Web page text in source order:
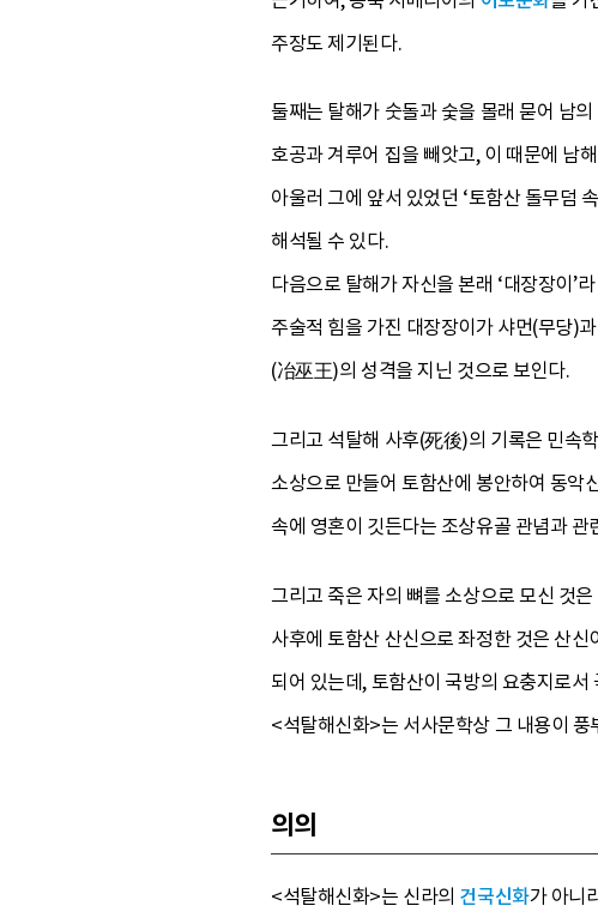
주장도 제기된다.
둘째는 탈해가 숫돌과 숯을 몰래 묻어 남
호공과 겨루어 집을 빼앗고, 이 때문에 남
아울러 그에 앞서 있었던 ‘토함산 돌무덤
해석될 수 있다.
다음으로 탈해가 자신을 본래 ‘대장장이’
주술적 힘을 가진 대장장이가 샤먼(무당)
(冶巫王)의 성격을 지닌 것으로 보인다.
그리고 석탈해 사후(死後)의 기록은 민속
소상으로 만들어 토함산에 봉안하여 동악
속에 영혼이 깃든다는 조상유골 관념과 관
그리고 죽은 자의 뼈를 소상으로 모신 것
사후에 토함산 산신으로 좌정한 것은 산
되어 있는데, 토함산이 국방의 요충지로
<석탈해신화>는 서사문학상 그 내용이 풍
의의
<석탈해신화>는 신라의 건국신화가 아니